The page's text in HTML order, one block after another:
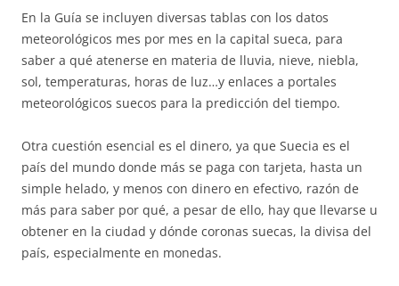
En la Guía se incluyen diversas tablas con los datos
meteorológicos mes por mes en la capital sueca, para
saber a qué atenerse en materia de lluvia, nieve, niebla,
sol, temperaturas, horas de luz…y enlaces a portales
meteorológicos suecos para la predicción del tiempo.
Otra cuestión esencial es el dinero, ya que Suecia es el
país del mundo donde más se paga con tarjeta, hasta un
simple helado, y menos con dinero en efectivo, razón de
más para saber por qué, a pesar de ello, hay que llevarse u
obtener en la ciudad y dónde coronas suecas, la divisa del
país, especialmente en monedas.